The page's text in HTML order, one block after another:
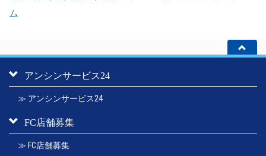
アンシンサービス24
≫ アンシンサービス24
FC店舗募集
≫ FC店舗募集